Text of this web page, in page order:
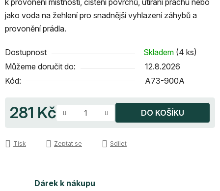
k provonění místností, čištění povrchů, utírání prachu nebo
jako voda na žehlení pro snadnější vyhlazení záhybů a
provonění prádla.
Dostupnost Skladem (4 ks)
Můžeme doručit do:
12.8.2026
Kód:
A73-900A
281 Kč DO KOŠÍKU
Tisk Zeptat se Sdílet
Dárek k nákupu